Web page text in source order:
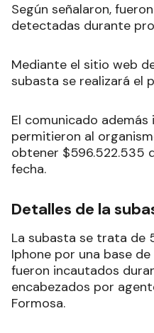
Según señalaron,
detectadas durante
Mediante el sitio web
subasta se realizará el
El comunicado
permitieron al
obtener $596.522.535
fecha.
Detalles de la
La subasta se trata de
Iphone por una base
fueron incautados
encabezados por
Formosa.